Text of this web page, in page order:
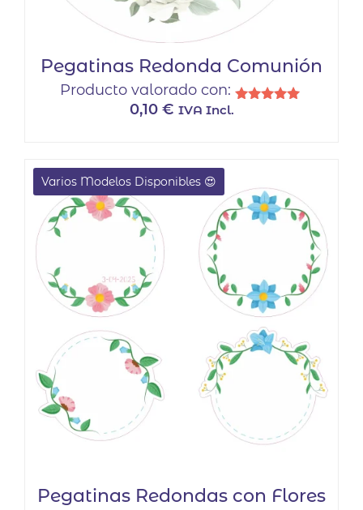
Pegatinas Redonda Comunión
Producto valorado con:
0,10 € IVA Incl.
EN OFERTA
Varios Modelos Disponibles 😍
Pegatinas Redondas con Flores